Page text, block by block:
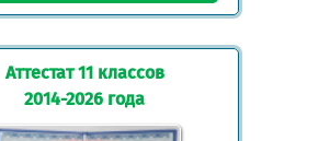
Аттестат 11 классов
2014-2026 года